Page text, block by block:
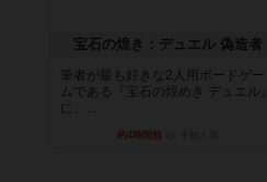
宝石の煌き：デュエル 偽造者
筆者が最も好きな2人用ボードゲー
ムである『宝石の煌めき デュエル』
に、...
約4時間前